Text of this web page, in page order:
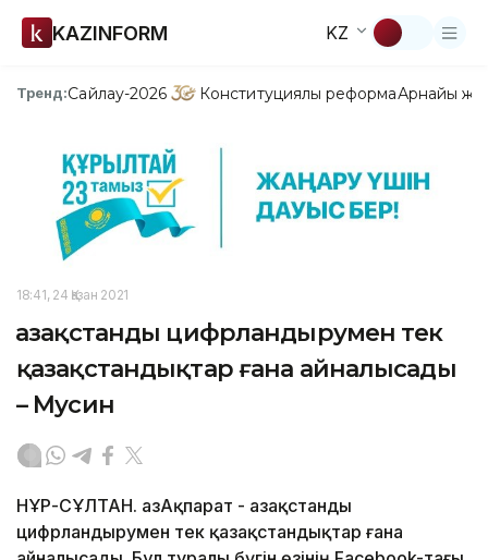
KAZINFORM KZ
Тренд:Сайлау-2026 Конституциялық реформаАрнайы
18:41, 24 Қазан 2021
Қазақстанды цифрландырумен тек
қазақстандықтар ғана айналысады
– Мусин
НҰР-СҰЛТАН. ҚазАқпарат - Қазақстанды
цифрландырумен тек қазақстандықтар ғана